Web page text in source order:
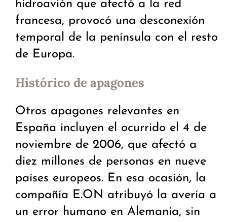
hidroavión que afectó a la red
francesa, provocó una desconexión
temporal de la península con el resto
de Europa.
Histórico de apagones
Otros apagones relevantes en
España incluyen el ocurrido el 4 de
noviembre de 2006, que afectó a
diez millones de personas en nueve
países europeos. En esa ocasión, la
compañía E.ON atribuyó la avería a
un error humano en Alemania, sin